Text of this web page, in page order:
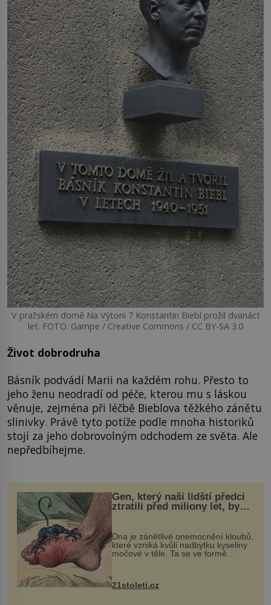
V pražském domě Na Výtoni 7 Konstantin Biebl prožil dvanáct
let. FOTO: Gampe / Creative Commons / CC BY-SA 3.0
Život dobrodruha
Básník podvádí Marii na každém rohu. Přesto to
jeho ženu neodradí od péče, kterou mu s láskou
věnuje, zejména při léčbě Bieblova těžkého zánětu
slinivky. Právě tyto potíže podle mnoha historiků
stojí za jeho dobrovolným odchodem ze světa. Ale
nepředbíhejme.
Gen, který naši lidští předci
ztratili před miliony let, by
mohl pomoci s léčbou
„nemoci králů“
Dna je zánětlivé onemocnění kloubů,
které vzniká kvůli nadbytku kyseliny
močové v těle. Ta se ve formě
nohou, a způsobuje bole...
21stoleti.cz